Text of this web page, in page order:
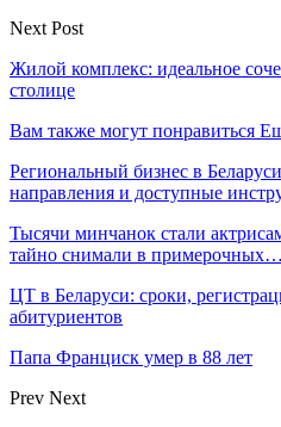
Next Post
Жилой комплекс: идеальное
столице
Вам также могут понравиться
Региональный бизнес в
направления и доступные
Тысячи минчанок стали
тайно снимали в примерочных…
ЦТ в Беларуси: сроки,
абитуриентов
Папа Франциск умер в 88 лет
Prev Next